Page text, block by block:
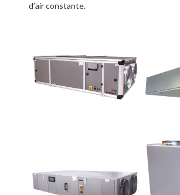
d’air constante.